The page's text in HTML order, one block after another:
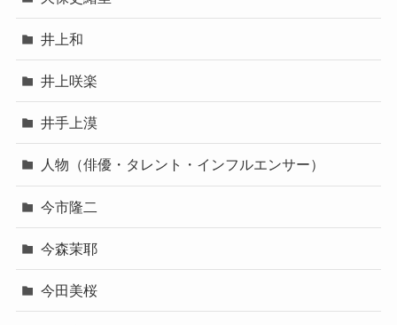
井上和
井上咲楽
井手上漠
人物（俳優・タレント・インフルエンサー）
今市隆二
今森茉耶
今田美桜